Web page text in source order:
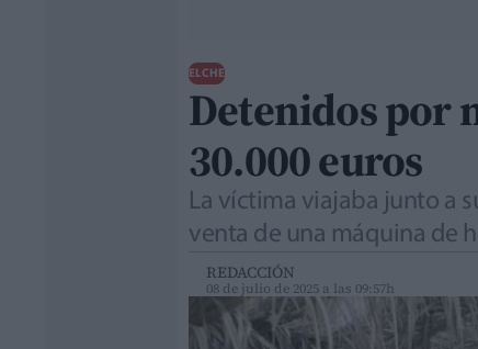
ELCHE
Detenidos por
30.000 euros
La víctima viajaba junto a
venta de una máquina de
REDACCIÓN
08 de julio de 2025 a las 09:57h